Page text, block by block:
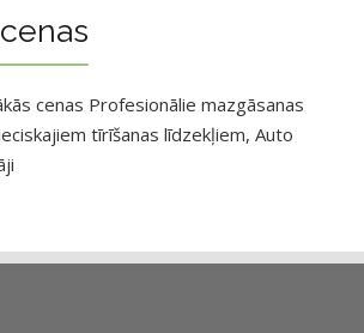
cenas Profesionālie mazgāsanas
tīrīšanas līdzekļiem, Auto